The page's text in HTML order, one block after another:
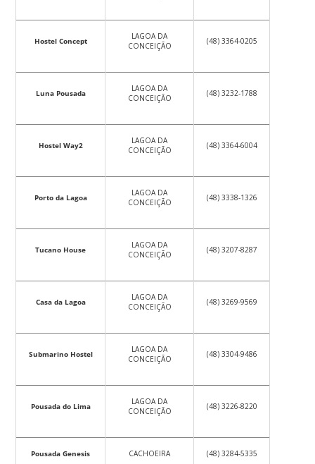
Hostel Concept
LAGOA DA
CONCEIÇÃO
(48) 3364-0205
Luna Pousada
LAGOA DA
CONCEIÇÃO
(48) 3232-1788
Hostel Way2
LAGOA DA
CONCEIÇÃO
(48) 3364-6004
Porto da Lagoa
LAGOA DA
CONCEIÇÃO
(48) 3338-1326
Tucano House
LAGOA DA
CONCEIÇÃO
(48) 3207-8287
Casa da Lagoa
LAGOA DA
CONCEIÇÃO
(48) 3269-9569
Submarino Hostel
LAGOA DA
CONCEIÇÃO
(48) 3304-9486
Pousada do Lima
LAGOA DA
CONCEIÇÃO
(48) 3226-8220
Pousada Genesis CACHOEIRA (48) 3284-5335